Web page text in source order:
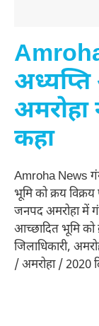
अमरोहा
कहा
Amroha News
भूमि को क्रय
जनपद अमरोहा में
आच्छादित भूमि को
जिलाधिकारी,
/ अमरोहा / 2020